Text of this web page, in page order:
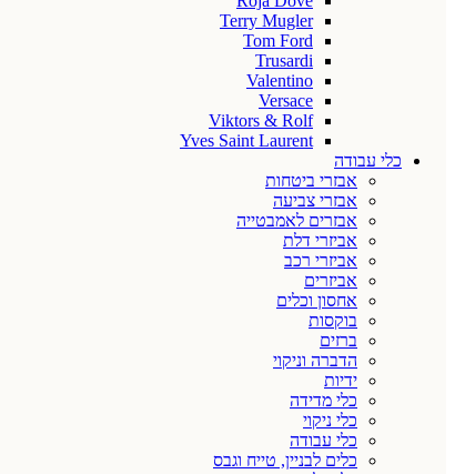
Terry Mugler
Tom Ford
Trusardi
Valentino
Versace
Viktors & Rolf
Yves Saint Laurent
כלי עבודה
אבזרי ביטחות
אבזרי צביעה
אבזרים לאמבטייה
אביזרי דלת
אביזרי רכב
אביזרים
אחסון וכלים
בוקסות
ברזים
הדברה וניקוי
ידיות
כלי מדידה
כלי ניקוי
כלי עבודה
כלים לבניין, טייח וגבס